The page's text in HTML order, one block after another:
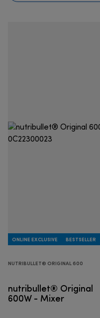
ONLINE EXCLUSIVE BESTSELLER
NUTRIBULLET® ORIGINAL 600
nutribullet® Original
600W - Mixer